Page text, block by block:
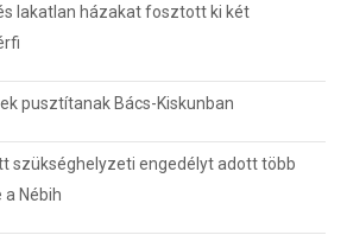
lakatlan házakat fosztott ki két
pusztítanak Bács-Kiskunban
szükséghelyzeti engedélyt adott több
Nébih